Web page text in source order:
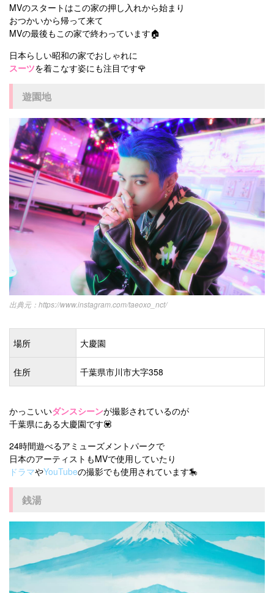
MVのスタートはこの家の押し入れから始まり
おつかいから帰って来て
MVの最後もこの家で終わっています🏠
日本らしい昭和の家でおしゃれに
スーツを着こなす姿にも注目です🌹
遊園地
https://www.instagram.com/taeoxo_nct/
場所 大慶園
住所 千葉県市川市大字358
かっこいいダンスシーンが撮影されているのが
千葉県にある大慶園です💟
24時間遊べるアミューズメントパークで
日本のアーティストもMVで使用していたり
ドラマやYouTubeの撮影でも使用されています🎠
銭湯